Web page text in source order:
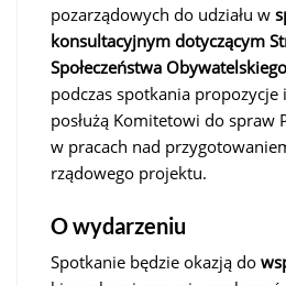
pozarządowych do udziału w
konsultacyjnym dotyczącym
Społeczeństwa
podczas spotkania propozycje
posłużą Komitetowi do spraw
w pracach nad
rządowego projektu.
O wydarzeniu
Spotkanie będzie okazją do